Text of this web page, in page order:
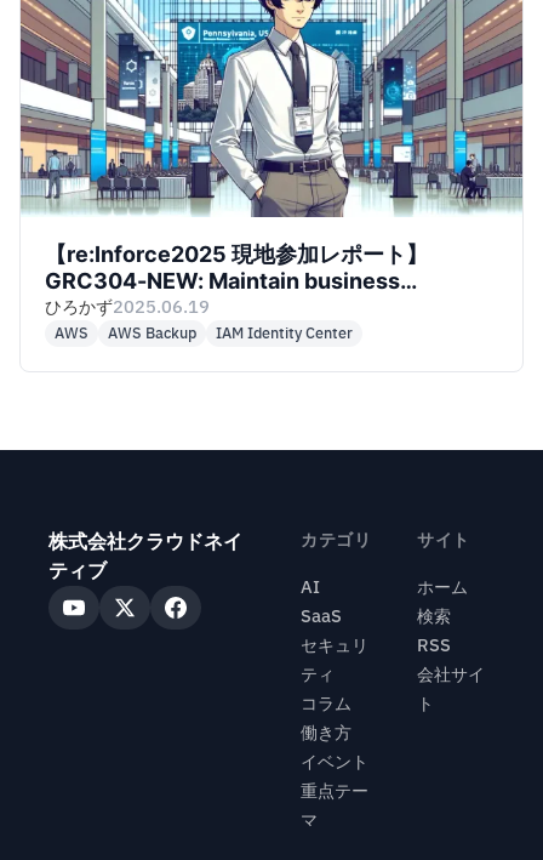
【re:Inforce2025 現地参加レポート】
GRC304-NEW: Maintain business
continuity using AWS Backup and Multi-
party approval
ひろかず2025.06.19
AWS AWS Backup IAM Identity Center
株式会社クラウドネイ
ティブ
カテゴリ
AI
SaaS
セキュリ
ティ
コラム
働き方
イベント
重点テー
マ
サイト
ホーム
検索
RSS
会社サイ
ト